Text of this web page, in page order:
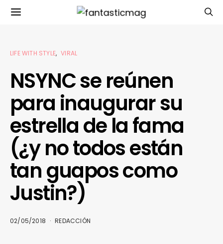
LIFE WITH STYLE VIRAL
NSYNC se reúnen
para inaugurar su
estrella de la fama
(¿y no todos están
tan guapos como
Justin?)
02/05/2018 REDACCIÓN